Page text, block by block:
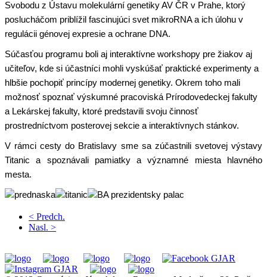
Svobodu z Ústavu molekulární genetiky AV ČR v Prahe, ktorý
poslucháčom priblížil fascinujúci svet mikroRNA a ich úlohu v
regulácii génovej expresie a ochrane DNA.
Súčasťou programu boli aj interaktívne workshopy pre žiakov aj
učiteľov, kde si účastníci mohli vyskúšať praktické experimenty a
hlbšie pochopiť princípy modernej genetiky. Okrem toho mali
možnosť spoznať výskumné pracoviská Prírodovedeckej fakulty
a Lekárskej fakulty, ktoré predstavili svoju činnosť
prostredníctvom posterovej sekcie a interaktívnych stánkov.
V rámci cesty do Bratislavy sme sa zúčastnili svetovej výstavy
Titanic a spoznávali pamiatky a významné miesta hlavného
mesta.
< Predch.
Nasl. >